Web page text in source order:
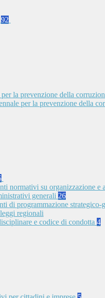
92
la prevenzione della
per la prevenzione della
normativi su organizzazione e
generali 26
di programmazione strategico-
regionali
e codice di condotta 4